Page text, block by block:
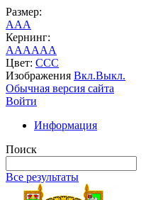
Размер:
AAA
Кернинг:
AAAAAA
Цвет: CCC
Изображения Вкл.Выкл.
Обычная версия сайта
Войти
Информация
Поиск
Все результаты